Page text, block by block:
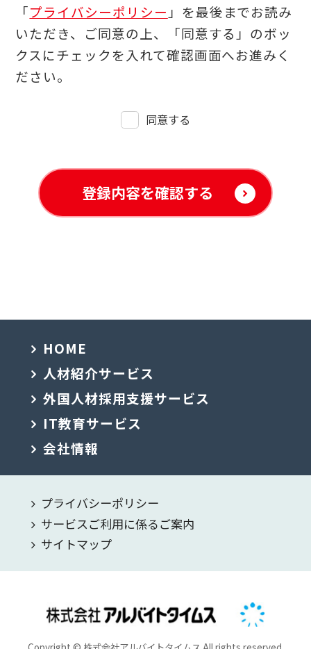
「プライバシーポリシー 」を最後までお読み
いただき、ご同意の上、「同意する」のボッ
クスにチェックを入れて確認画面へお進みく
ださい。
同意する
登録内容を確認する
HOME
人材紹介サービス
外国人材採用支援サービス
IT教育サービス
会社情報
プライバシーポリシー
サービスご利用に係るご案内
サイトマップ